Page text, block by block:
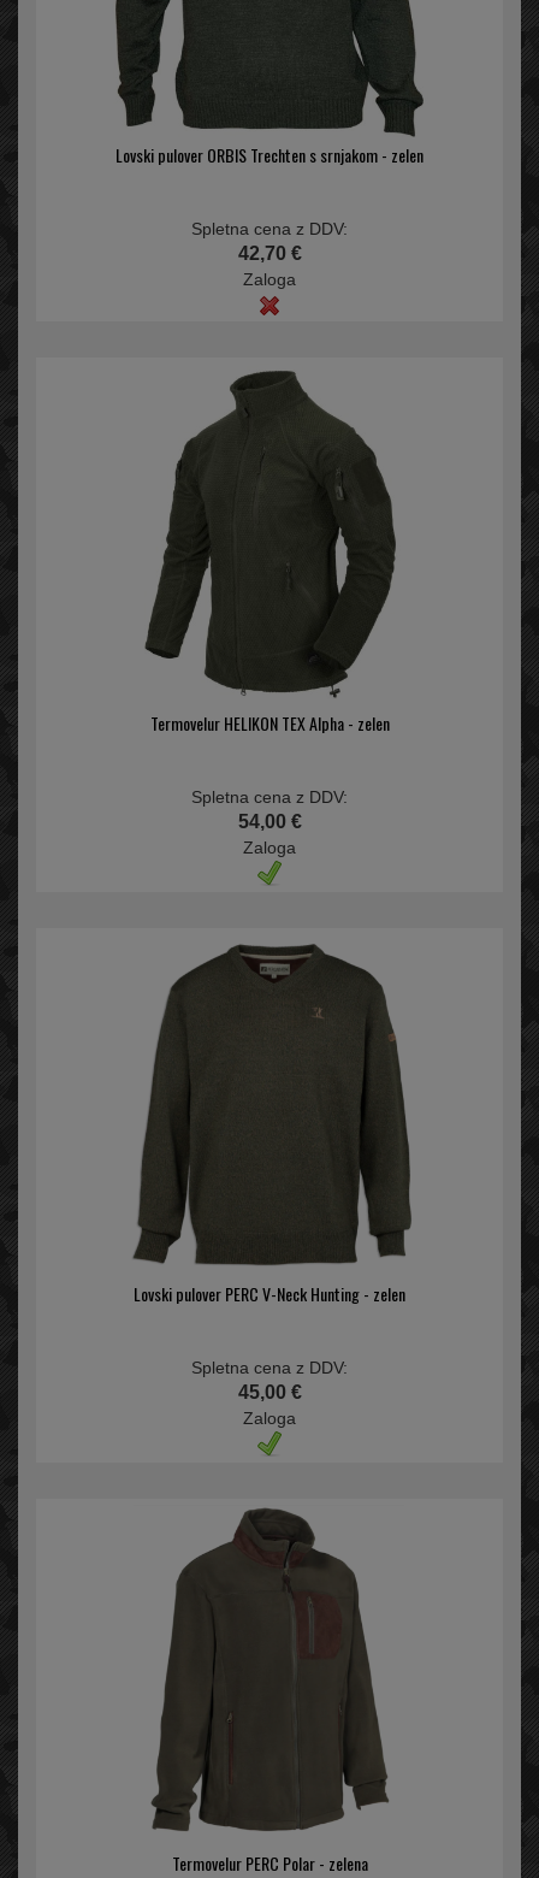
Lovski pulover ORBIS Trechten s srnjakom - zelen
Spletna cena z DDV:
42,70 €
Zaloga
Termovelur HELIKON TEX Alpha - zelen
Spletna cena z DDV:
54,00 €
Zaloga
Lovski pulover PERC V-Neck Hunting - zelen
Spletna cena z DDV:
45,00 €
Zaloga
Termovelur PERC Polar - zelena